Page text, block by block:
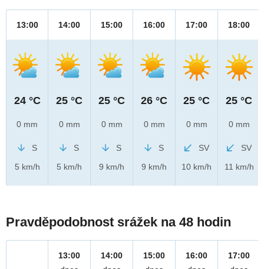
13:00
24 °C
0 mm
S
5 km/h
14:00
25 °C
0 mm
S
5 km/h
15:00
25 °C
0 mm
S
9 km/h
16:00
26 °C
0 mm
S
9 km/h
17:00
25 °C
0 mm
SV
10 km/h
18:00
25 °C
0 mm
SV
11 km/h
Pravděpodobnost srážek na 48 hodin
13:00
14:00
15:00
16:00
17:00